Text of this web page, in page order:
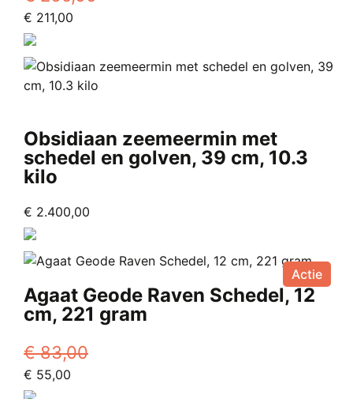
Oorspronkelijke
prijs
was:
€ 265,00.
€ 211,00
€ 211,00.
Obsidiaan zeemeermin met
schedel en golven, 39 cm, 10.3
kilo
€ 2.400,00
Actie
Agaat Geode Raven Schedel, 12
cm, 221 gram
€83,00
Oorspronkelijke
prijs
€ 55,00